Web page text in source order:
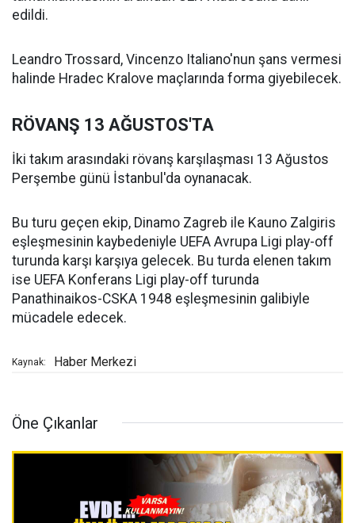
edildi.
Leandro Trossard, Vincenzo Italiano'nun şans vermesi
halinde Hradec Kralove maçlarında forma giyebilecek.
RÖVANŞ 13 AĞUSTOS'TA
İki takım arasındaki rövanş karşılaşması 13 Ağustos
Perşembe günü İstanbul'da oynanacak.
Bu turu geçen ekip, Dinamo Zagreb ile Kauno Zalgiris
eşleşmesinin kaybedeniyle UEFA Avrupa Ligi play-off
turunda karşı karşıya gelecek. Bu turda elenen takım
ise UEFA Konferans Ligi play-off turunda
Panathinaikos-CSKA 1948 eşleşmesinin galibiyle
mücadele edecek.
Kaynak: Haber Merkezi
Öne Çıkanlar